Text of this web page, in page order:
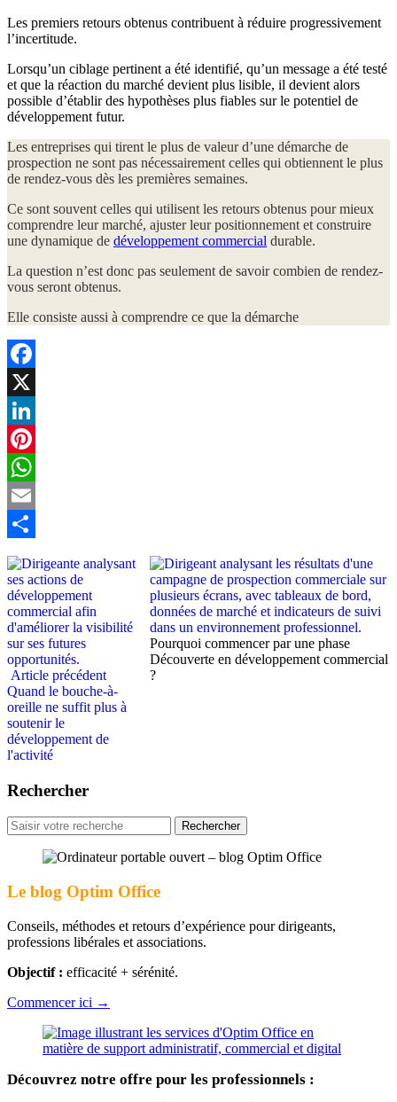
Les premiers retours obtenus contribuent à réduire progressivement
l’incertitude.
Lorsqu’un ciblage pertinent a été identifié, qu’un message a été testé
et que la réaction du marché devient plus lisible, il devient alors
possible d’établir des hypothèses plus fiables sur le potentiel de
développement futur.
Les entreprises qui tirent le plus de valeur d’une démarche de
prospection ne sont pas nécessairement celles qui obtiennent le plus
de rendez-vous dès les premières semaines.
Ce sont souvent celles qui utilisent les retours obtenus pour mieux
comprendre leur marché, ajuster leur positionnement et construire
une dynamique de développement commercial durable.
La question n’est donc pas seulement de savoir combien de rendez-
vous seront obtenus.
Elle consiste aussi à comprendre ce que la démarche
Facebook
X
LinkedIn
Pinterest
WhatsApp
Email
Article précédent
Quand le bouche-à-
oreille ne suffit plus à
soutenir le
développement de
l'activité
Pourquoi commencer par une phase
Découverte en développement commercial
?
Rechercher
Rechercher
pour
Le blog Optim Office
Conseils, méthodes et retours d’expérience pour dirigeants,
professions libérales et associations.
Objectif : efficacité + sérénité.
Commencer ici →
Découvrez notre offre pour les professionnels :